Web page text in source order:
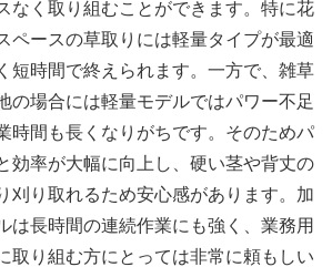
なく取り組むことができます。特に花
ペースの草取りには軽量タイプが最適
短時間で終えられます。一方で、雑草
の場合には軽量モデルではパワー不足
時間も長くなりがちです。そのためパ
効率が大幅に向上し、硬い茎や背丈の
刈り取れるため安心感があります。加
は長時間の連続作業にも強く、業務用
取り組む方にとっては非常に頼もしい